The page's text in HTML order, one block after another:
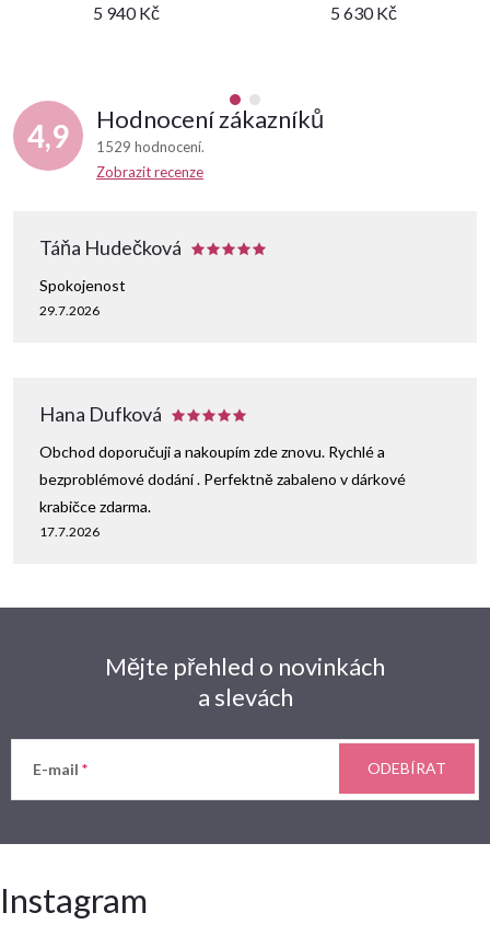
5 940 Kč 5 630 Kč
4,9 Hodnocení zákazníků
1529 hodnocení
Zobrazit recenze
Táňa Hudečková
29.7.2026
Spokojenost
Hana Dufková
17.7.2026
Obchod doporučuji a nakoupím zde znovu. Rychlé a
bezproblémové dodání . Perfektně zabaleno v dárkové
krabičce zdarma.
Mějte přehled o novinkách
a slevách
E-mail ODEBÍRAT
Instagram